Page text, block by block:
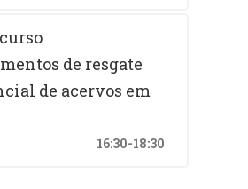
de resgate
de acervos em
16:30-18:30